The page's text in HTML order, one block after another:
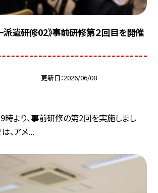
派遣研修02》事前研修第２回目を開催
更新日 2026/06/08
時より、事前研修の第2回を実施しまし
、アメ...